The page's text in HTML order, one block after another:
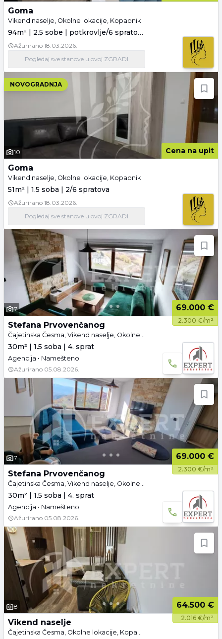
Goma
Vikend naselje, Okolne lokacije, Kopaonik
94m² | 2.5 sobe | potkrovlje/6 spratova
Ažurirano 18.03.2026.
Pogledajsve stanove u ovoj ZGRADI
NOVOGRADNJA
10 Cena na upit
Goma
Vikend naselje, Okolne lokacije, Kopaonik
51m² | 1.5 soba | 2/6 spratova
Ažurirano 18.03.2026.
Pogledajsve stanove u ovoj ZGRADI
7 69.000 €
2.300 €/m²
Stefana Prvovenčanog
Čajetinska Česma, Vikend naselje, Okolne lokacije, Kopaonik
30m² | 1.5 soba | 4. sprat
Agencija • Namešteno
Ažurirano 05.08.2026.
7 69.000 €
2.300 €/m²
Stefana Prvovenčanog
Čajetinska Česma, Vikend naselje, Okolne lokacije, Kopaonik
30m² | 1.5 soba | 4. sprat
Agencija • Namešteno
Ažurirano 05.08.2026.
8 64.500 €
2.016 €/m²
Vikend naselje
Čajetinska Česma, Okolne lokacije, Kopaonik